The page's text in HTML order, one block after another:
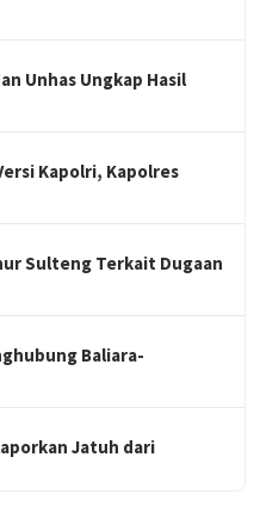
Unhas Ungkap Hasil
Kapolri, Kapolres
Sulteng Terkait Dugaan
Baliara-
Jatuh dari